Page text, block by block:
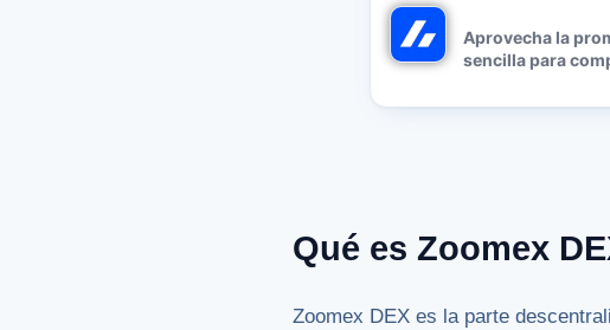
Aprovecha la
sencilla para
Qué es Zoomex
Zoomex DEX es la parte